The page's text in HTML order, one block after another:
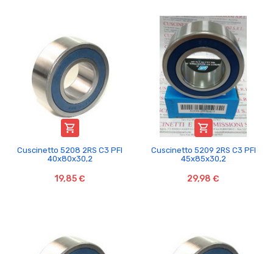

Cuscinetto 5208 2RS C3 PFI
40x80x30,2
19,85 €

Cuscinetto 5209 2RS C3 PFI
45x85x30,2
29,98 €